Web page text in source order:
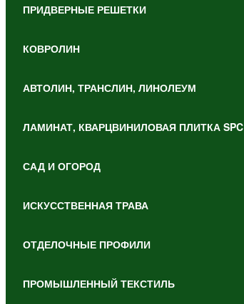
ПРИДВЕРНЫЕ РЕШЕТКИ
КОВРОЛИН
АВТОЛИН, ТРАНСЛИН, ЛИНОЛЕУМ
ЛАМИНАТ, КВАРЦВИНИЛОВАЯ ПЛИТКА SPC
САД И ОГОРОД
ИСКУССТВЕННАЯ ТРАВА
ОТДЕЛОЧНЫЕ ПРОФИЛИ
ПРОМЫШЛЕННЫЙ ТЕКСТИЛЬ